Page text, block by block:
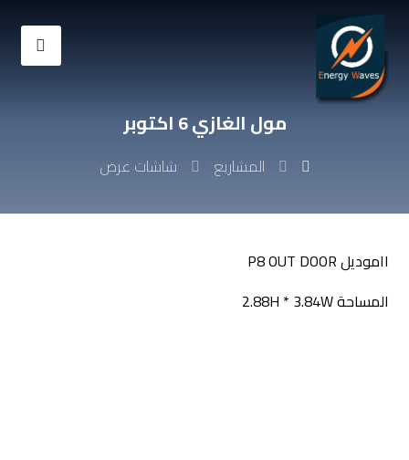
مول الغازي 6 اكتوبر
المشاريع شاشات عرض
ااموديل P8 OUT DOOR
المساحة 2.88H * 3.84W